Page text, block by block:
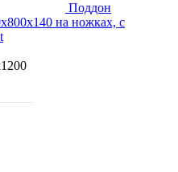
Поддон
на ножках, с